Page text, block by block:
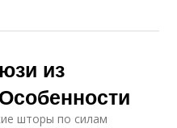
Фурнитура для
Алюминиевые
из
шторы по силам